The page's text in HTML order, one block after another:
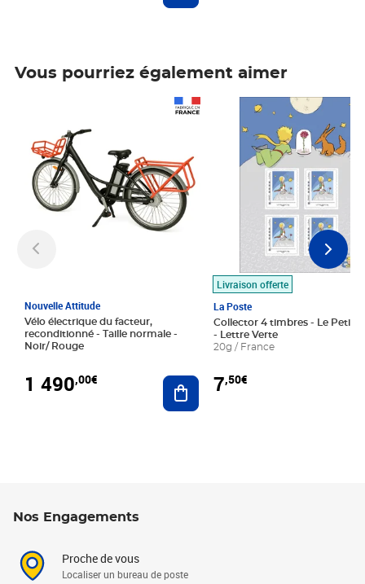
Vous pourriez également aimer
Nouvelle Attitude
Vélo électrique du facteur,
reconditionné - Taille normale -
Noir/ Rouge
1 490,00€ Ajouter au panier
Livraison offerte
La Poste
Collector 4 timbres - Le Petit
- Lettre Verte
20g / France
7,50€
Prix 7,50€
Nos Engagements
Proche de vous
Localiser un bureau de poste